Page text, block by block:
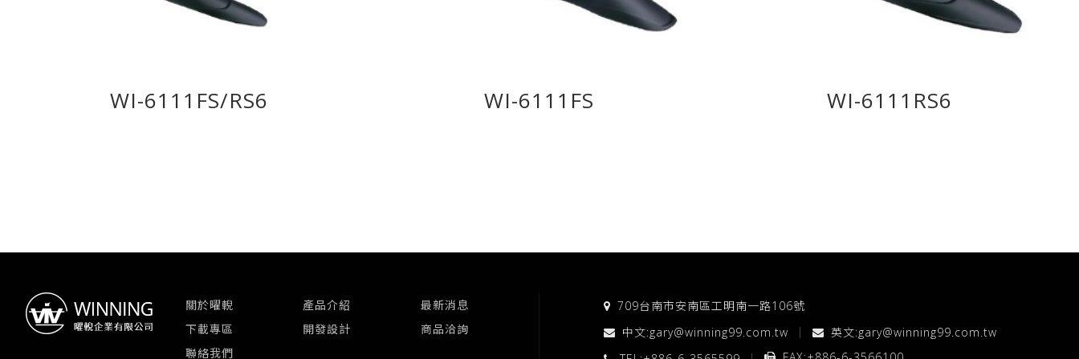
WI-6111FS/RS6 WI-6111FS WI-6111RS6
關於曜輗 產品介紹
最新消息
下載專區
開發設計
商品洽詢
聯絡我們
709台南市安南區工明南一路106號
中文:gary@winning99.com.tw 英文:gary@winning99.com.tw